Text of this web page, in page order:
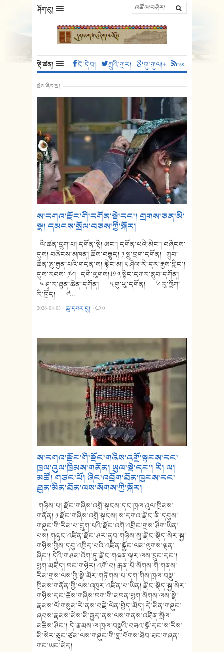
ཤོག་བུ།
སྡེ་ཚན། ངོ་དེབ། ཀྲུའི་ཀྲར། གུ་ཀུལ།+ rss
སྤེལ་ཞིབ་ཕྲ།
ས་དགའ་རྫོང་གི་དགོན་སྡེ་དང་། གྲགས་ཅན་མི་
སྣ། དམངས་སྲོལ་བཅས་ཀྱི་སྐོར།
ལེ་ཚན་དྲུག་པ། དགོན་སྡེ། ཨང་། དགོན་པའི་མིང་། བཞེངས་
དུས། བཞེངས་མཁན། ཆོས་བརྒྱུད། ༡ སྤུ་བྲག་དགོན། གྲུབ་
ཆེན་ཨུ་རྒྱན་པའི་གདན་ས། རྙིང་མ། ༢ ཤེལ་རི་དར་རྒྱས་གླིང་།
དུས་རབས་ ༡༦། དགེ་ལུགས།19 ༣ སྟེང་དཀར་ནུབ་དགོན།
༤ ཤྭ་ར་ཐུན་ཆེན་དགོན། ༥ གུ་ཡུ་དགོན། ༦ རུ་ཀྱོག་
རི་ཁྲོད། ༧…
2026-08-03 ·ཆུ་དབར་བུ། · 0
ས་དགའ་རྫོང་གི་རྫོང་གཞིས་འགྲོ་སྟངས་དང་
ཁྲལ་འུལ་ཁྲིམས་གནོན། ཡུལ་སྡེ་དང་། རི། ལ།
མཚོ། གཙང་པོ། ཞིང་འབྲོག་ཐོན་ཁུངས་དང་
ཐུན་མིན་ཐོན་ལས་སོགས་ཀྱི་སྐོར།
གཉིས་པ། རྫོང་གཞིས་འགྲོ་སྟངས་དང་ཁྲལ་འུལ་ཁྲིམས་
གནོན། ༡ རྫོང་གཞིས་འགྲོ་སྟངས། ས་དགའ་རྫོང་ནི་དབུས་
གཞུང་གི་རིམ་པ་དྲུག་པའི་རྫོང་འགོ་འབྲིང་གྲས་ཤིག་ཡིན་
པས། གཞུང་འཛིན་རྫོང་ཤར་ནུབ་གཉིས་སུ་རྫོང་སྡོད་སེར་སྐྱ་
གཉིས་ཀྱིས་དབུ་འཁྲིད་པའི་འཛིན་སྐྱོང་ལམ་ལུགས་ལྡན་
ཞིང་། དེའི་གཤམ་འོག་ཏུ་རྫོང་གཞན་ལྟར་ལས་དྲུང་དང་།
ཕྱག་མཛོད། ཁང་གཉེར། འགོ་བ། རྒན་པོ་སོགས་གོ་གནས་
རིམ་གྲས་ལས་ཀྱི་སྣེ་མོར་གཏོགས་པ་དག་གིས་ཁྲལ་བསྡུ་
ཁྲིམས་གནོན་གྱི་ལས་འཁུར་འཛིན་པ་ཡིན། རྫོང་སྡོད་སྐྱ་སེར་
གཉིས་དང་ཆོས་གཞིས་ཁག་གི་མཁན་ཕྱག་སོགས་ལས་སྣེ་
རྣམས་ལོ་གསུམ་རེ་ནས་བརྗེ་ལེན་བྱེད་མོད། དེ་མིན་གཞུང་
ཞབས་རྣམས་མེས་མི་རྒྱུད་ནས་ལས་གནས་འཛིན་སྲོལ་
མཆིས་ཤིང་། དེ་རྣམས་ལ་ཁྲལ་བསྡུའི་བཟའ་སྒོ་དང་ས་རིས་
མི་སེར་ཅུང་ཙམ་ལས་གཞུང་གི་གླ་ཕོགས་ཐོབ་ཐང་གཞན་
གང་ཡང་མེད།